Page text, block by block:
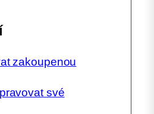
zakoupenou
své